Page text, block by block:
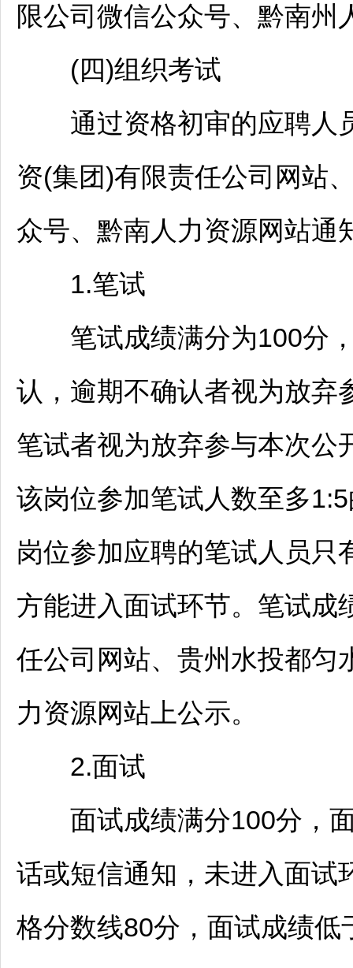
限公司微信公众号、 黔南州
(四)组织考试
通过资格初审的应聘人
资(集团)有限责任公司网站
众号、 黔南人力资源网站通
1.笔试
笔试成绩满分为100分，
认，逾期不确认者视为放弃
笔试者视为放弃参与本次公
该岗位参加笔试人数至多
岗位参加应聘的笔试人员只
方能进入面试环节。笔试成
任公司网站、贵州水投都匀
力资源网站上公示。
2.面试
面试成绩满分100分，面
话或短信通知，未进入面试
格分数线80分，面试成绩